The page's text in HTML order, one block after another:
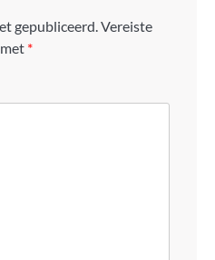
gepubliceerd. Vereiste
*